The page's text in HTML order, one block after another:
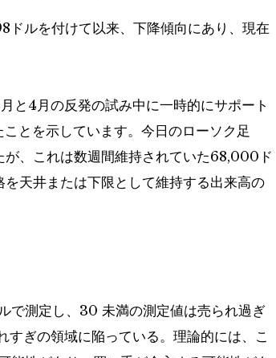
ルを付けて以来、下降傾向にあり、現在
と4月の反発の試み中に一時的にサポート
とを示しています。今日のローソク足
、これは数週間維持されていた68,000ド
天井または下限として維持する出来高の
測定し、30 未満の測定値は売られ過ぎ
ぎの領域に陥っている。理論的には、こ